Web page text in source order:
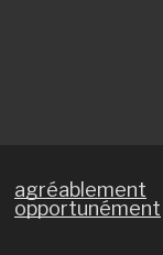
agréablement
opportunément